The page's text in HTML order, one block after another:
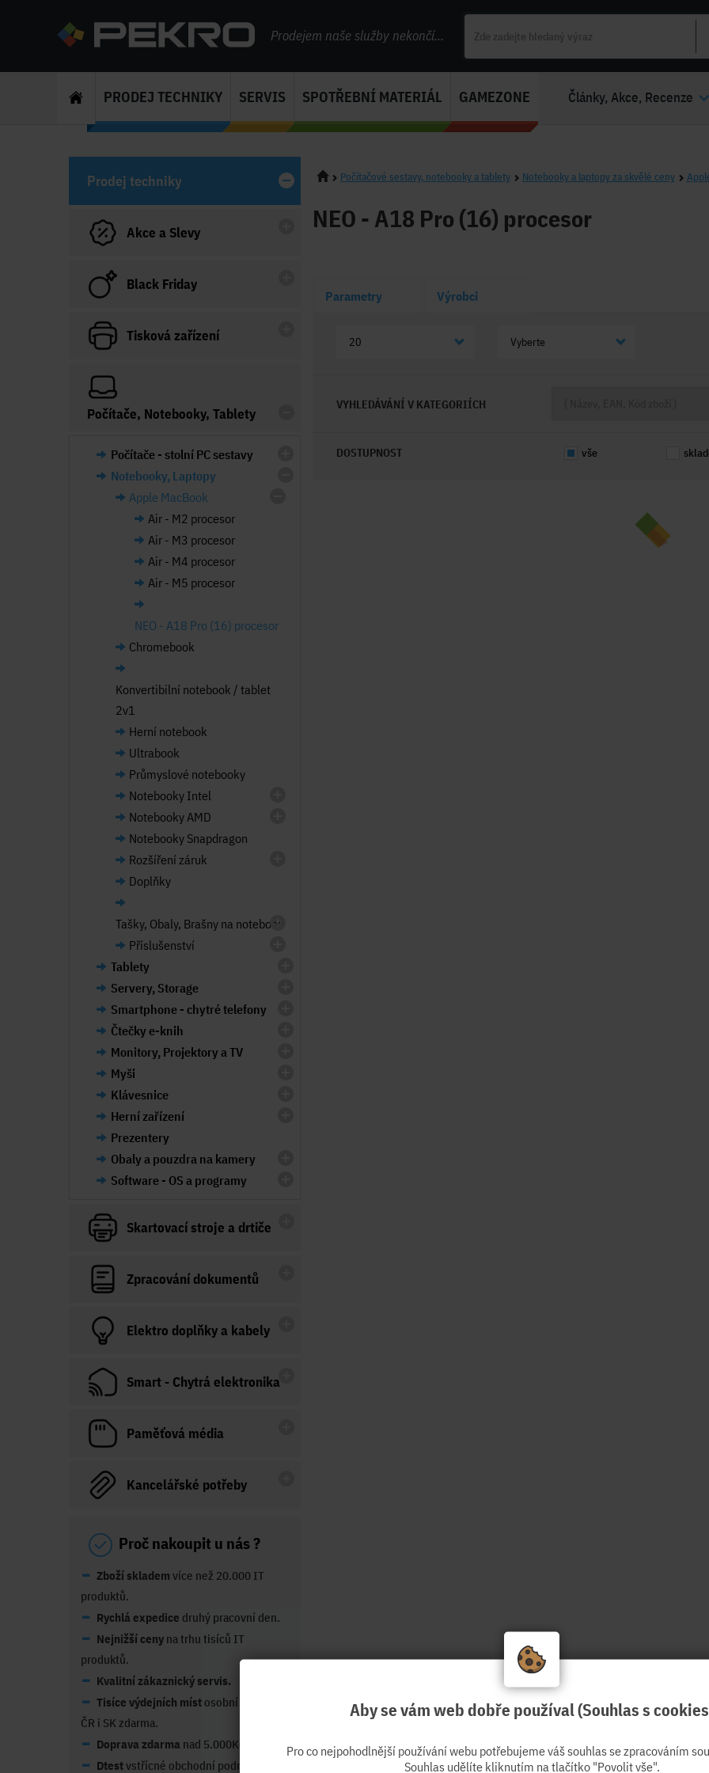
Prodejem naše služby nekončí...
PRODEJ TECHNIKY SERVIS SPOTŘEBNÍ MATERIÁL GAMEZONE Články, Akce, Recenze
Počítačové sestavy, notebooky a tablety Notebooky a laptopy za skvělé ceny
NEO - A18 Pro (16) procesor
Parametry Výrobci
20 Vyberte
VYHLEDÁVÁNÍ V KATEGORIÍCH
DOSTUPNOST vše
Prodej techniky
Akce a Slevy
Black Friday
Tisková zařízení
Počítače, Notebooky, Tablety
Počítače - stolní PC sestavy
Notebooky, Laptopy
Apple MacBook
Air - M2 procesor
Air - M3 procesor
Air - M4 procesor
Air - M5 procesor
NEO - A18 Pro (16) procesor
Chromebook
Konvertibilní notebook / tablet
2v1
Herní notebook
Ultrabook
Průmyslové notebooky
Notebooky Intel
Notebooky AMD
Notebooky Snapdragon
Rozšíření záruk
Doplňky
Tašky, Obaly, Brašny na notebook
Příslušenství
Tablety
Servery, Storage
Smartphone - chytré telefony
Čtečky e-knih
Monitory, Projektory a TV
Myši
Klávesnice
Herní zařízení
Prezentery
Obaly a pouzdra na kamery
Software - OS a programy
Skartovací stroje a drtiče
Zpracování dokumentů
Elektro doplňky a kabely
Smart - Chytrá elektronika
Paměťová média
Kancelářské potřeby
Proč nakoupit u nás ?
Zboží skladem více než 20.000 IT
produktů.
Rychlá expedice druhý pracovní den.
Nejnižší ceny na trhu tisíců IT
produktů.
Kvalitní zákaznický servis.
Tisíce výdejních míst osobní odběr po
ČR i SK zdarma.
Doprava zdarma nad 5.000Kč
Dtestvstřícné obchodní podmínky
Aby se vám web dobře používal (Souhlas s
Pro co nejpohodlnější používání webu potřebujeme váš souhlas se zpracováním
Souhlas udělíte kliknutím na tlačítko "Povolit vše".